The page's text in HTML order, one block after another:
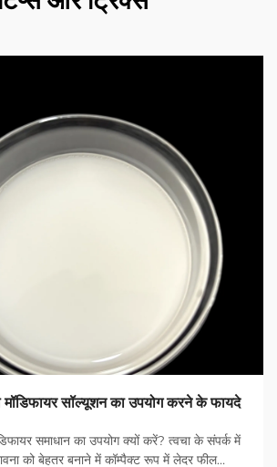
सॉल्यूशन का उपयोग करने के फायदे
समाधान का उपयोग क्यों करें? त्वचा के संपर्क में
को बेहतर बनाने में कॉम्पैक्ट रूप में लेदर फील